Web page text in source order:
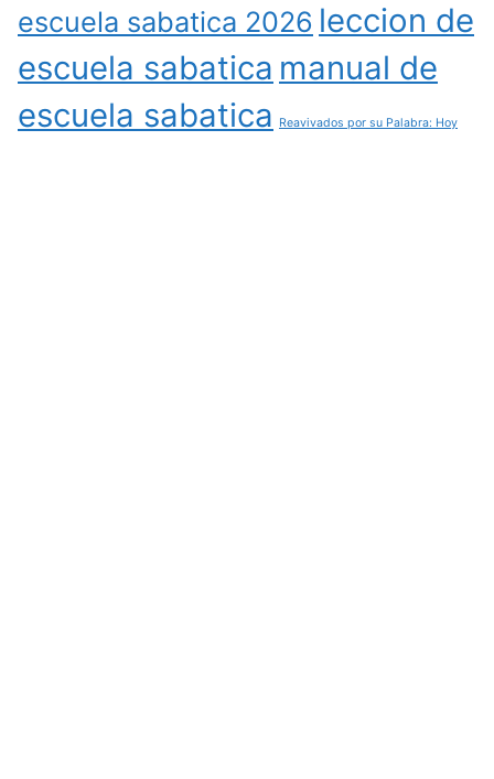
escuela sabatica 2026 leccion de
escuela sabatica manual de
escuela sabatica
Reavivados por su Palabra: Hoy